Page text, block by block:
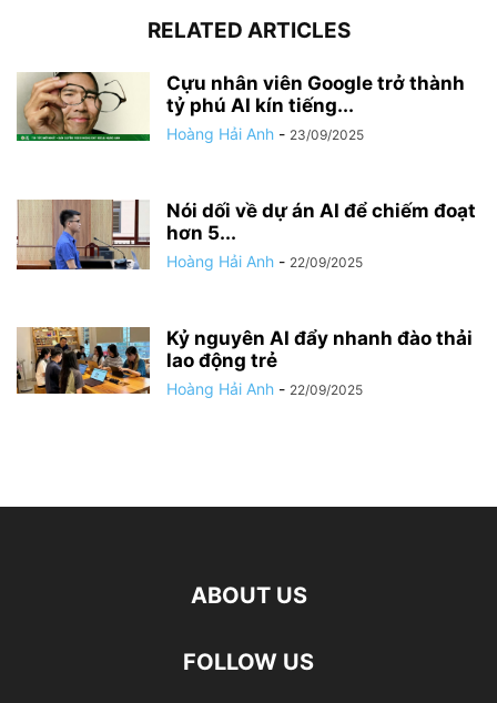
RELATED ARTICLES
Cựu nhân viên Google trở thành
tỷ phú AI kín tiếng...
Hoàng Hải Anh - 23/09/2025
Nói dối về dự án AI để chiếm đoạt
hơn 5...
Hoàng Hải Anh - 22/09/2025
Kỷ nguyên AI đẩy nhanh đào thải
lao động trẻ
Hoàng Hải Anh - 22/09/2025
ABOUT US
FOLLOW US